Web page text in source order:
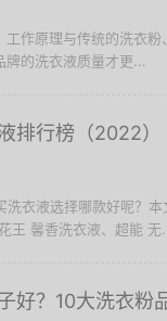
工作原理与传统的洗衣
牌的洗衣液质量才更...
排行榜（2022）
洗衣液选择哪款好呢？
王 馨香洗衣液、超能 无
好？10大洗衣粉